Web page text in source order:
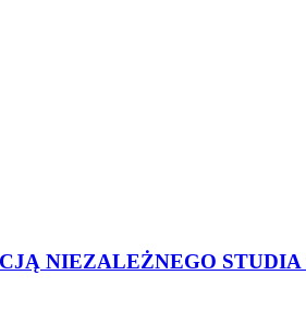
NIEZALEŻNEGO